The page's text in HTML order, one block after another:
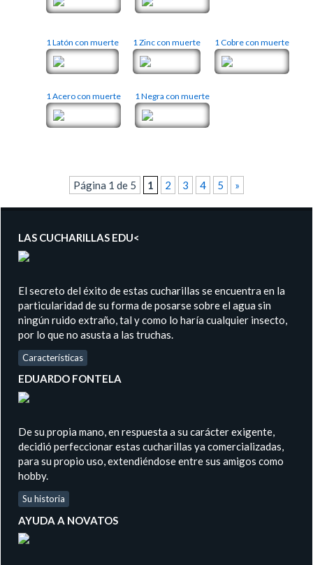
1 Latón con muerte 1 Zinc con muerte 1 Cobre con muerte
1 Acero con muerte 1 Negra con muerte
Página 1 de 5 1 2 3 4 5 »
LAS CUCHARILLAS EDU<
El secreto del éxito de estas cucharillas se encuentra en la
particularidad de su forma de posarse sobre el agua sin
ningún ruido extraño, tal y como lo haría cualquier insecto,
por lo que no asusta a las truchas.
Características
EDUARDO FONTELA
De su propia mano, en respuesta a su carácter exigente,
decidió perfeccionar estas cucharillas ya comercializadas,
para su propio uso, extendiéndose entre sus amigos como
hobby.
Su historia
AYUDA A NOVATOS